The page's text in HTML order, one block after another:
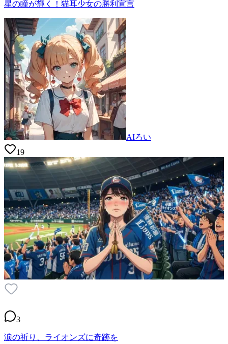
星の瞳が輝く！猫耳少女の勝利宣言
AIろい
19
3
涙の祈り、ライオンズに奇跡を